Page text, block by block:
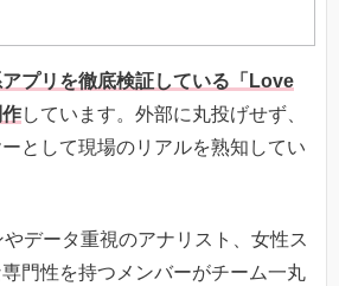
プリを徹底検証している「Love
しています。外部に丸投げせず、
として現場のリアルを熟知してい
データ重視のアナリスト、女性ス
門性を持つメンバーがチーム一丸